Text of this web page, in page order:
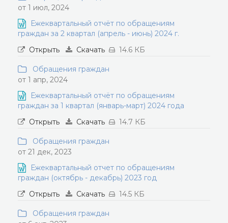
от 1 июл, 2024
Ежеквартальный отчёт по обращениям
граждан за 2 квартал (апрель - июнь) 2024 г.
Открыть
Скачать 14.6 КБ
Обращения граждан
от 1 апр, 2024
Ежеквартальный отчёт по обращениям
граждан за 1 квартал (январь-март) 2024 года
Открыть
Скачать 14.7 КБ
Обращения граждан
от 21 дек, 2023
Ежеквартальный отчет по обращениям
граждан (октябрь - декабрь) 2023 год
Открыть
Скачать 14.5 КБ
Обращения граждан